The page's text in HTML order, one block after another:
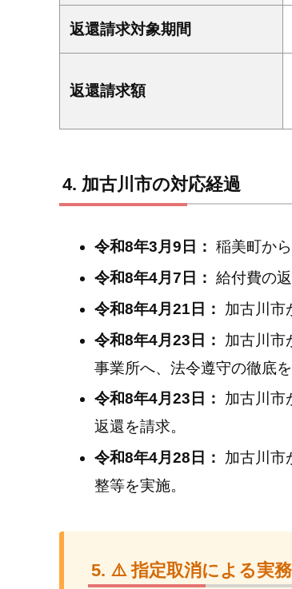
返還請求対象期間
返還請求額
加古川市の対応経過
令和8年3月9日： 稲美町か
令和8年4月7日： 給付費の
令和8年4月21日：
加古川市
令和8年4月23日：
加古川市
事業所へ、法令遵守の徹底を
令和8年4月23日：
加古川市
返還を請求。
令和8年4月28日：
加古川市
整等を実施。
⚠️ 指定取消による実